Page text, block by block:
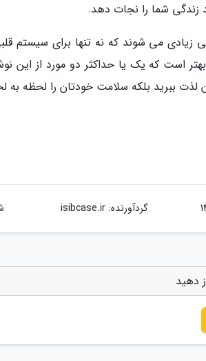
شما را نجات دهد.
می شوند که نه تنها برای سیستم
است که یک یا حداکثر دو مورد از این
لذت ببرید بلکه سلامت خودتان را لحظه به
گردآورنده:isibcase.ir